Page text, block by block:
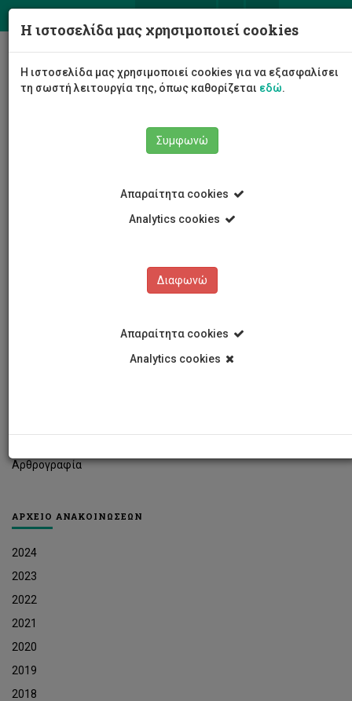
Αρθρογραφία
ΑΡΧΕΙΟ ΑΝΑΚΟΙΝΩΣΕΩΝ
2024
2023
2022
2021
2020
2019
2018
Η ιστοσελίδα μας χρησιμοποιεί cookies
Η ιστοσελίδα μας χρησιμοποιεί cookies για να εξασφαλίσει
τη σωστή λειτουργία της, όπως καθορίζεται εδώ.
Συμφωνώ
Απαραίτητα cookies
Analytics cookies
Διαφωνώ
Απαραίτητα cookies
Analytics cookies